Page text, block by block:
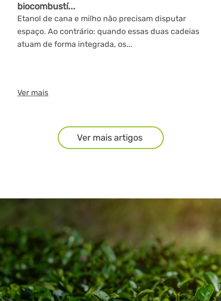
biocombustí...
Etanol de cana e milho não precisam disputar
espaço. Ao contrário: quando essas duas cadeias
atuam de forma integrada, os...
Ver mais
Ver mais artigos